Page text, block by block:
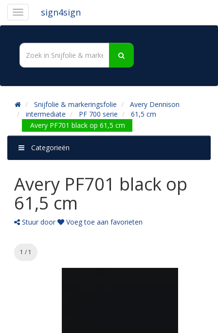
sign4sign
Snijfolie & markeringsfolie
Avery Dennison
intermediate
PF 700 serie
61,5 cm
Avery PF701 black op 61,5 cm
Categorieën
Avery PF701 black op
61,5 cm
Stuur door Voeg toe aan favorieten
1 / 1